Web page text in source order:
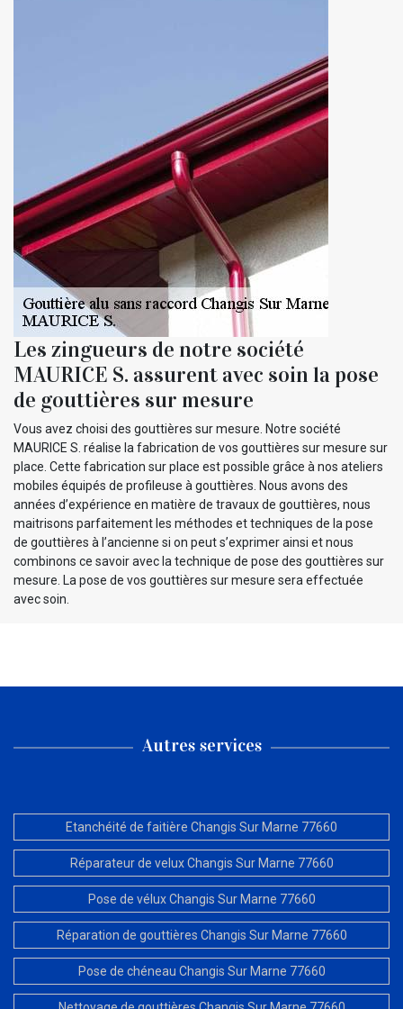
Les zingueurs de notre société
MAURICE S. assurent avec soin la pose
de gouttières sur mesure
Vous avez choisi des gouttières sur mesure. Notre société
MAURICE S. réalise la fabrication de vos gouttières sur mesure sur
place. Cette fabrication sur place est possible grâce à nos ateliers
mobiles équipés de profileuse à gouttières. Nous avons des
années d’expérience en matière de travaux de gouttières, nous
maitrisons parfaitement les méthodes et techniques de la pose
de gouttières à l’ancienne si on peut s’exprimer ainsi et nous
combinons ce savoir avec la technique de pose des gouttières sur
mesure. La pose de vos gouttières sur mesure sera effectuée
avec soin.
Autres services
Etanchéité de faitière Changis Sur Marne 77660
Réparateur de velux Changis Sur Marne 77660
Pose de vélux Changis Sur Marne 77660
Réparation de gouttières Changis Sur Marne 77660
Pose de chéneau Changis Sur Marne 77660